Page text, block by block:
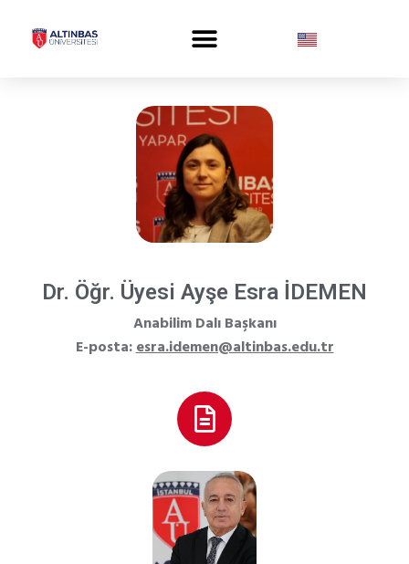
Dr. Öğr. Üyesi Ayşe Esra İDEMEN
Anabilim Dalı Başkanı
E-posta:esra.idemen@altinbas.edu.tr